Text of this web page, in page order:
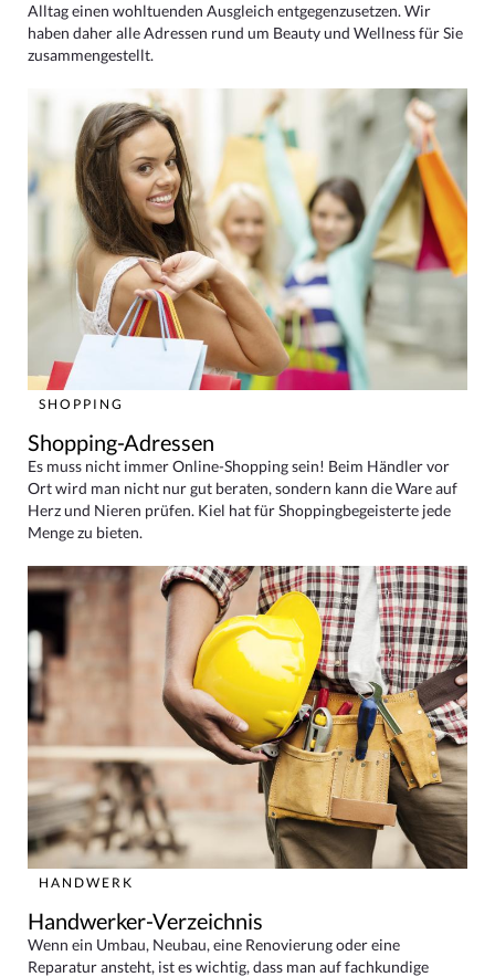
Alltag einen wohltuenden Ausgleich entgegenzusetzen. Wir
haben daher alle Adressen rund um Beauty und Wellness für Sie
zusammengestellt.
SHOPPING
Shopping-Adressen
Es muss nicht immer Online-Shopping sein! Beim Händler vor
Ort wird man nicht nur gut beraten, sondern kann die Ware auf
Herz und Nieren prüfen. Kiel hat für Shoppingbegeisterte jede
Menge zu bieten.
HANDWERK
Handwerker-Verzeichnis
Wenn ein Umbau, Neubau, eine Renovierung oder eine
Reparatur ansteht, ist es wichtig, dass man auf fachkundige